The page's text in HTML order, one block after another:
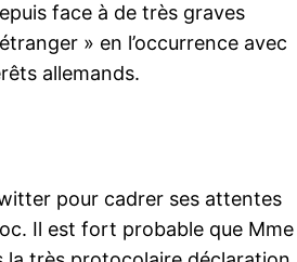
face à de très graves
» en l’occurrence avec
allemands.
pour cadrer ses attentes
Il est fort probable que Mme